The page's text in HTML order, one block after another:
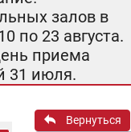
залов в
по 23 августа.
приема
31 июля.
Вернуться